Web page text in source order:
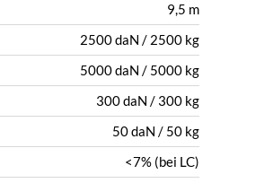
9,5 m
2500 daN / 2500 kg
5000 daN / 5000 kg
300 daN / 300 kg
50 daN / 50 kg
<7% (bei LC)